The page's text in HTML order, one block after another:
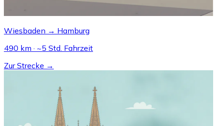
Wiesbaden → Hamburg
490 km · ~5 Std. Fahrzeit
Zur Strecke →